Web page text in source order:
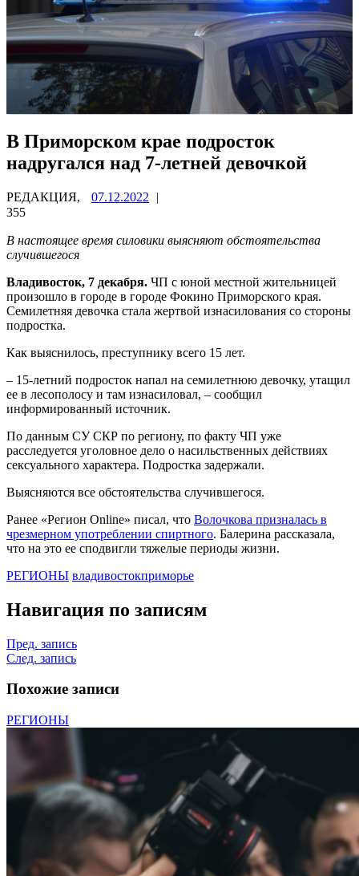
В Приморском крае подросток
надругался над 7-летней девочкой
РЕДАКЦИЯ, 07.12.2022
|
355
В настоящее время силовики выясняют обстоятельства
случившегося
Владивосток, 7 декабря. ЧП с юной местной жительницей
произошло в городе в городе Фокино Приморского края.
Семилетняя девочка стала жертвой изнасилования со стороны
подростка.
Как выяснилось, преступнику всего 15 лет.
– 15-летний подросток напал на семилетнюю девочку, утащил
ее в лесополосу и там изнасиловал, – сообщил
информированный источник.
По данным СУ СКР по региону, по факту ЧП уже
расследуется уголовное дело о насильственных действиях
сексуального характера. Подростка задержали.
Выясняются все обстоятельства случившегося.
Ранее «Регион Online» писал, что Волочкова призналась в
чрезмерном употреблении спиртного. Балерина рассказала,
что на это ее сподвигли тяжелые периоды жизни.
РЕГИОНЫ владивостокприморье
Навигация по записям
Пред. запись
След. запись
Похожие записи
РЕГИОНЫ